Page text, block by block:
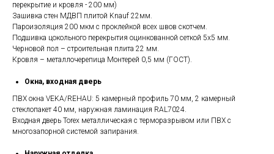
перекрытие и кровля - 200 мм)
Зашивка стен МДВП плитой Knauf 22мм.
Пароизоляция 200 мкм с проклейкой всех швов скотчем.
Подшивка цокольного перекрытия оцинкованной сеткой 5х5 мм.
Черновой пол – строительная плита 22 мм.
Кровля – металлочерепица Монтерей 0,5 мм (ГОСТ).
Окна, входная дверь
ПВХ окна VEKA/REHAU: 5 камерный профиль 70 мм, 2 камерный
стеклопакет 40 мм, наружная ламинация RAL7024.
Входная дверь Torex металлическая с терморазрывом или ПВХ с
многозапорной системой запирания.